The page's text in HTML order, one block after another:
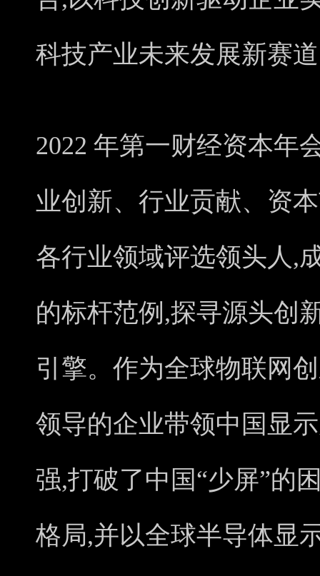
科技产业未来发展新赛
2022 年第一财经资本年
业创新、行业贡献、资
各行业领域评选领头人,
的标杆范例,探寻源头创
引擎。作为全球物联网
领导的企业带领中国显
强,打破了中国“少屏”的
格局,并以全球半导体显